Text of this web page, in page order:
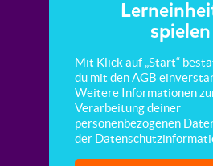
spielen
Mit Klick auf „Start“
du mit denAGB
Weitere Informationen
Verarbeitung deiner
personenbezogenen
der